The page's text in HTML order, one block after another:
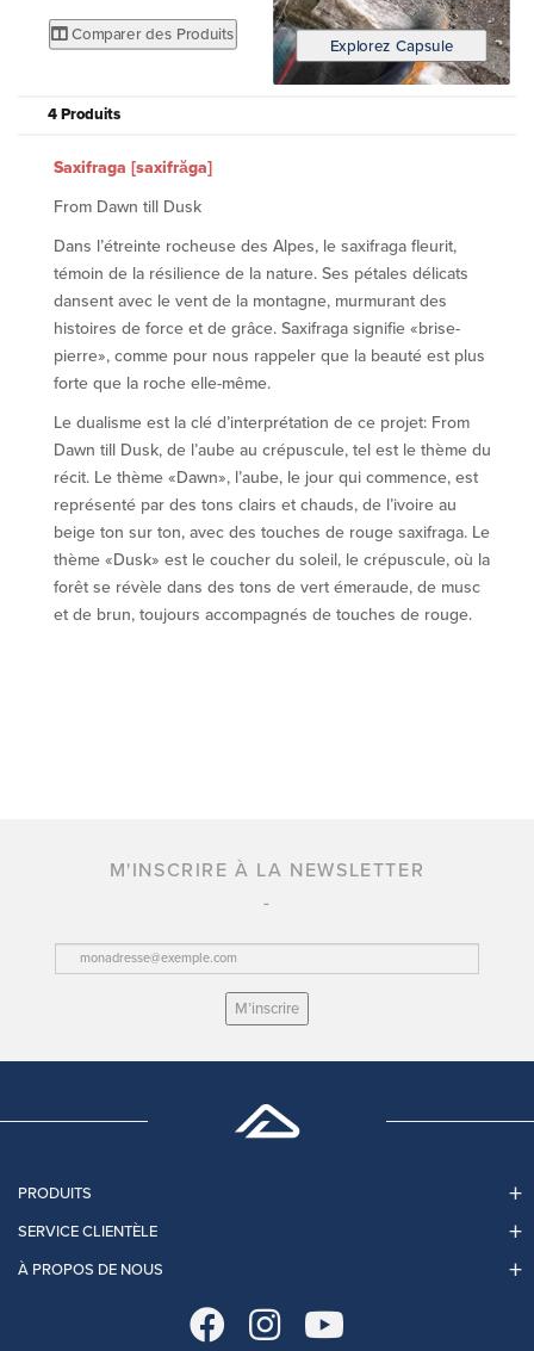
Comparer des Produits
Explorez Capsule
4 Produits
Saxifraga [saxifrăga]
From Dawn till Dusk
Dans l’étreinte rocheuse des Alpes, le saxifraga fleurit,
témoin de la résilience de la nature. Ses pétales délicats
dansent avec le vent de la montagne, murmurant des
histoires de force et de grâce. Saxifraga signifie «brise-
pierre», comme pour nous rappeler que la beauté est plus
forte que la roche elle-même.
Le dualisme est la clé d’interprétation de ce projet: From
Dawn till Dusk, de l’aube au crépuscule, tel est le thème du
récit. Le thème «Dawn», l’aube, le jour qui commence, est
représenté par des tons clairs et chauds, de l’ivoire au
beige ton sur ton, avec des touches de rouge saxifraga. Le
thème «Dusk» est le coucher du soleil, le crépuscule, où la
forêt se révèle dans des tons de vert émeraude, de musc
et de brun, toujours accompagnés de touches de rouge.
M'INSCRIRE À LA NEWSLETTER
M’inscrire
PRODUITS
SERVICE CLIENTÈLE
À PROPOS DE NOUS